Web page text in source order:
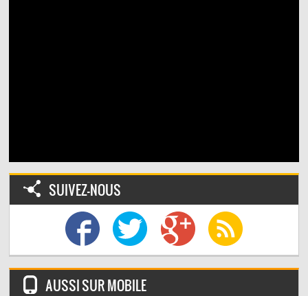
SUIVEZ-NOUS
AUSSI SUR MOBILE